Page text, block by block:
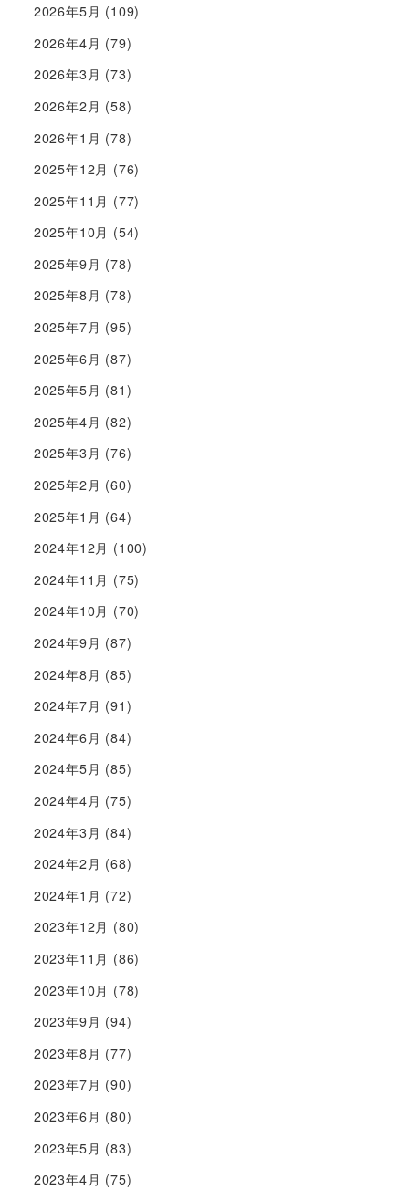
2026年5月 (109)
2026年4月 (79)
2026年3月 (73)
2026年2月 (58)
2026年1月 (78)
2025年12月 (76)
2025年11月 (77)
2025年10月 (54)
2025年9月 (78)
2025年8月 (78)
2025年7月 (95)
2025年6月 (87)
2025年5月 (81)
2025年4月 (82)
2025年3月 (76)
2025年2月 (60)
2025年1月 (64)
2024年12月 (100)
2024年11月 (75)
2024年10月 (70)
2024年9月 (87)
2024年8月 (85)
2024年7月 (91)
2024年6月 (84)
2024年5月 (85)
2024年4月 (75)
2024年3月 (84)
2024年2月 (68)
2024年1月 (72)
2023年12月 (80)
2023年11月 (86)
2023年10月 (78)
2023年9月 (94)
2023年8月 (77)
2023年7月 (90)
2023年6月 (80)
2023年5月 (83)
2023年4月 (75)